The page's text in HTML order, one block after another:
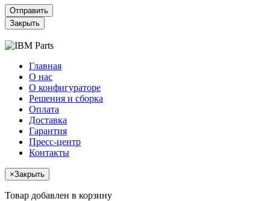
Отправить
Закрыть
Главная
О нас
О конфигураторе
Решения и сборка
Оплата
Доставка
Гарантия
Пресс-центр
Контакты
×Закрыть
Товар добавлен в корзину